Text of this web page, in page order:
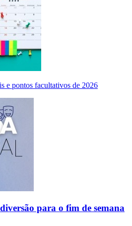
e pontos facultativos de 2026
para o fim de semana